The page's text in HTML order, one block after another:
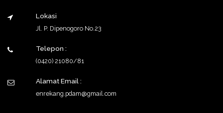
Lokasi
Jl. P. Dipenogoro No.23
Telepon :
(0420) 21080/81
Alamat Email :
enrekang.pdam@gmail.com